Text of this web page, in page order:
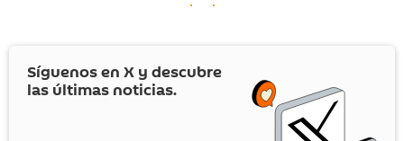
Síguenos en X y descubre
las últimas noticias.